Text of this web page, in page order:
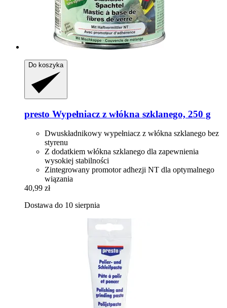
Do koszyka
presto Wypełniacz z włókna szklanego, 250 g
Dwuskładnikowy wypełniacz z włókna szklanego bez
styrenu
Z dodatkiem włókna szklanego dla zapewnienia
wysokiej stabilności
Zintegrowany promotor adhezji NT dla optymalnego
wiązania
40,99 zł
Dostawa do 10 sierpnia